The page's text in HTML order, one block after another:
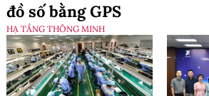
đồ số bằng GPS
HẠ TẦNG THÔNG MINH